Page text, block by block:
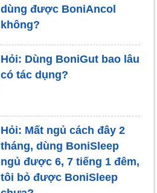
dùng được BoniAncol
không?
Hỏi: Dùng BoniGut bao lâu
có tác dụng?
Hỏi: Mất ngủ cách đây 2
tháng, dùng BoniSleep
ngủ được 6, 7 tiếng 1 đêm,
tôi bỏ được BoniSleep